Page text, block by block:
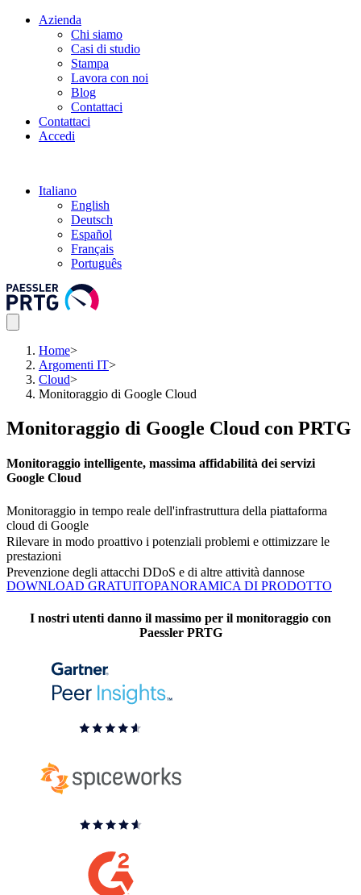
Azienda
Chi siamo
Casi di studio
Stampa
Lavora con noi
Blog
Contattaci
Contattaci
Accedi
Italiano
English
Deutsch
Español
Français
Português
Home>
Argomenti IT>
Cloud>
Monitoraggio di Google Cloud
Monitoraggio di Google Cloud con PRTG
Monitoraggio intelligente, massima affidabilità dei servizi
Google Cloud
Monitoraggio in tempo reale dell'infrastruttura della piattaforma
cloud di Google
Rilevare in modo proattivo i potenziali problemi e ottimizzare le
prestazioni
Prevenzione degli attacchi DDoS e di altre attività dannose
DOWNLOAD GRATUITOPANORAMICA DI PRODOTTO
I nostri utenti danno il massimo per il monitoraggio con
Paessler PRTG